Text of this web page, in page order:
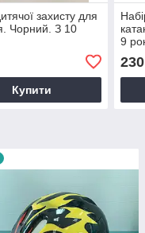
захисту для
Чорний. З 10
Купити
9
230